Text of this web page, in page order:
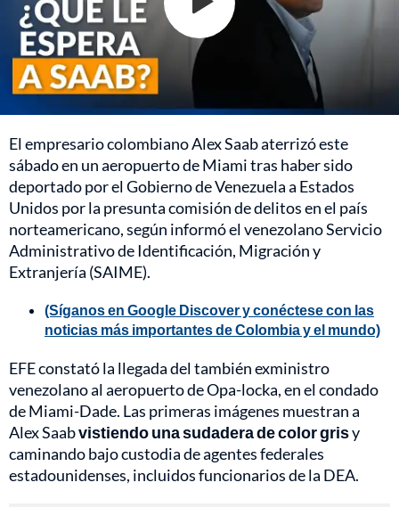
El empresario colombiano Alex Saab aterrizó este
sábado en un aeropuerto de Miami tras haber sido
deportado por el Gobierno de Venezuela a Estados
Unidos por la presunta comisión de delitos en el país
norteamericano, según informó el venezolano Servicio
Administrativo de Identificación, Migración y
Extranjería (SAIME).
(Síganos en Google Discover y conéctese con las
noticias más importantes de Colombia y el mundo)
EFE constató la llegada del también exministro
venezolano al aeropuerto de Opa-locka, en el condado
de Miami-Dade. Las primeras imágenes muestran a
Alex Saabvistiendo una sudadera de color grisy
caminando bajo custodia de agentes federales
estadounidenses, incluidos funcionarios de la DEA.